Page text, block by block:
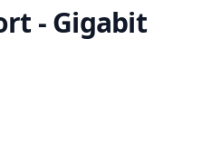
- Gigabit